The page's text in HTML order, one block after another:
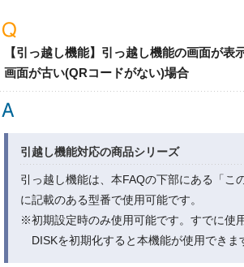
【引っ越し機能】引っ越し機能の画面が表
画面が古い(QRコードがない)場合
引越し機能対応の商品シリーズ
引っ越し機能は、本FAQの下部にある「こ
に記載のある型番で使用可能です。
※初期設定時のみ使用可能です。すでに使
DISKを初期化すると本機能が使用できま